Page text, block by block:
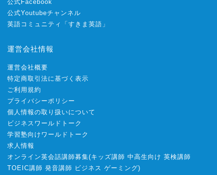
公式Facebook
公式Youtubeチャンネル
英語コミュニティ「すきま英語」
運営会社情報
運営会社概要
特定商取引法に基づく表示
ご利用規約
プライバシーポリシー
個人情報の取り扱いについて
ビジネスワールドトーク
学習塾向けワールドトーク
求人情報
オンライン英会話講師募集(キッズ講師 中高生向け 英検講師
TOEIC講師 発音講師 ビジネス ゲーミング)